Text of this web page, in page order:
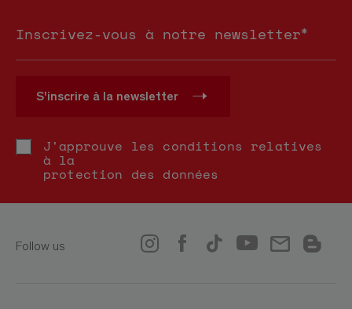
Inscrivez-vous à notre newsletter*
S'inscrire à la newsletter
J'approuve les conditions relatives
à la
protection des données
Follow us